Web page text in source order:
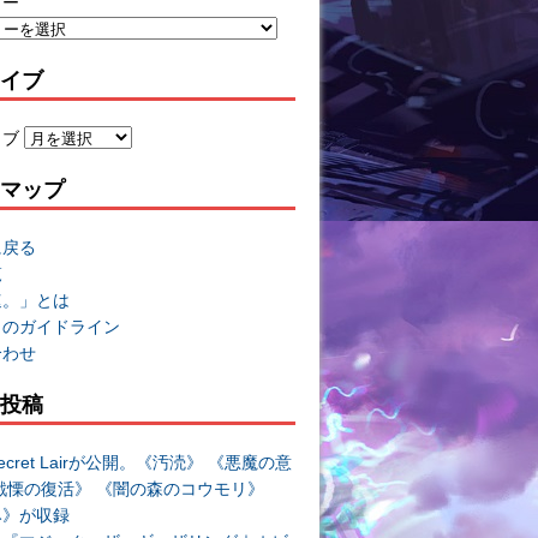
ブ
ップ
る
」とは
ガイドライン
せ
稿
Lairが公開。《汚涜》 《悪魔の意
慄の復活》 《闇の森のコウモリ》
が収録